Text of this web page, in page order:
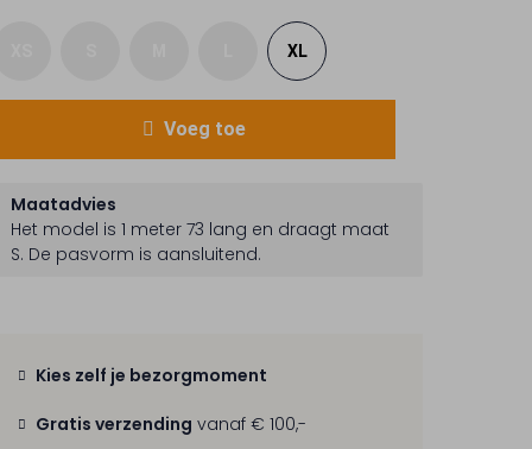
XL
Voeg toe
Maatadvies
Het model is 1 meter 73 lang en draagt maat
S. De pasvorm is aansluitend.
Kies zelf je bezorgmoment
Gratis verzending vanaf € 100,-